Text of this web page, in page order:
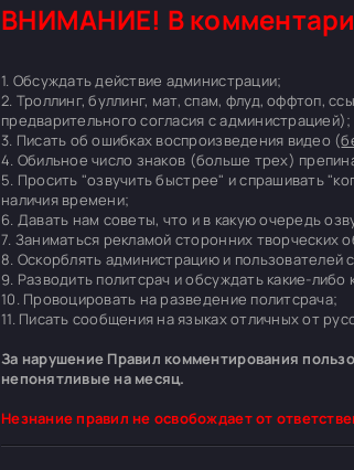
ВНИМАНИЕ! В
1. Обсуждать действие администрации;
2. Троллинг, буллинг, мат, спам, флуд, оффтоп,
предварительного согласия с администрацией);
3. Писать об ошибках воспроизведения видео (
4. Обильное число знаков (больше трех)
5. Просить "озвучить быстрее" и спрашивать
наличия времени;
6. Давать нам советы, что и в какую очередь
7. Заниматься рекламой сторонних творческих
8. Оскорблять администрацию и пользователей
9. Разводить политсрач и обсуждать какие-
10. Провоцировать на разведение политсрача;
11. Писать сообщения на языках отличных от
За нарушение Правил комментирования
непонятливые на месяц.
Незнание правил не освобождает от